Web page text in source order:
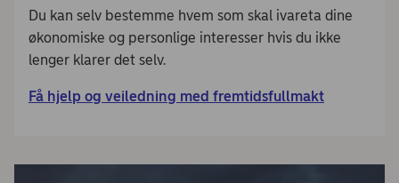
Du kan selv bestemme hvem som skal ivareta dine
økonomiske og personlige interesser hvis du ikke
lenger klarer det selv.
Få hjelp og veiledning med fremtidsfullmakt